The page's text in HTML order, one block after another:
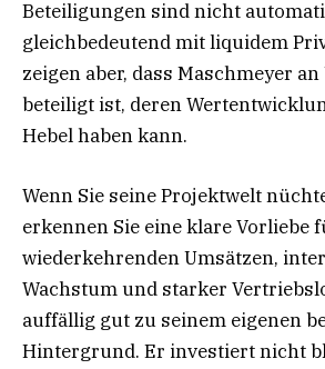
Beteiligungen sind nicht
gleichbedeutend mit liquidem
zeigen aber, dass Maschmeyer
beteiligt ist, deren
Hebel haben kann.
Wenn Sie seine Projektwelt
erkennen Sie eine klare Vorliebe
wiederkehrenden Umsätzen,
Wachstum und starker
auffällig gut zu seinem eigenen
Hintergrund. Er investiert nicht